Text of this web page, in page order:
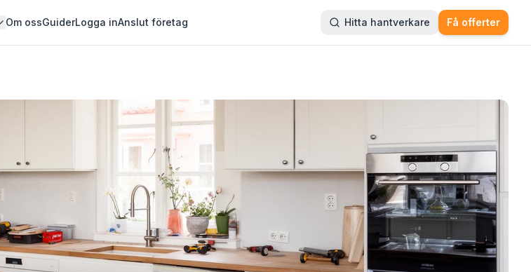
Om ossGuiderLogga inAnslut företag Hitta hantverkare Få offerter